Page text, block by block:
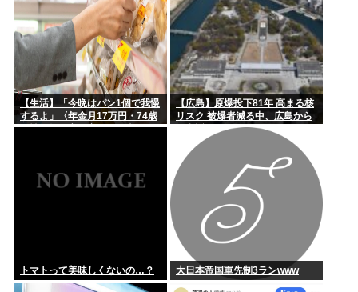
【生活】「今晩はパン1個で我慢
するよ」〈年金月17万円・74歳
男性〉物価高で変わった当たり
【広島】原爆投下81年 高まる核
リスク 被爆者減る中、広島から
トマトって美味しくないの…？ 大日本帝国軍先制3ランwww